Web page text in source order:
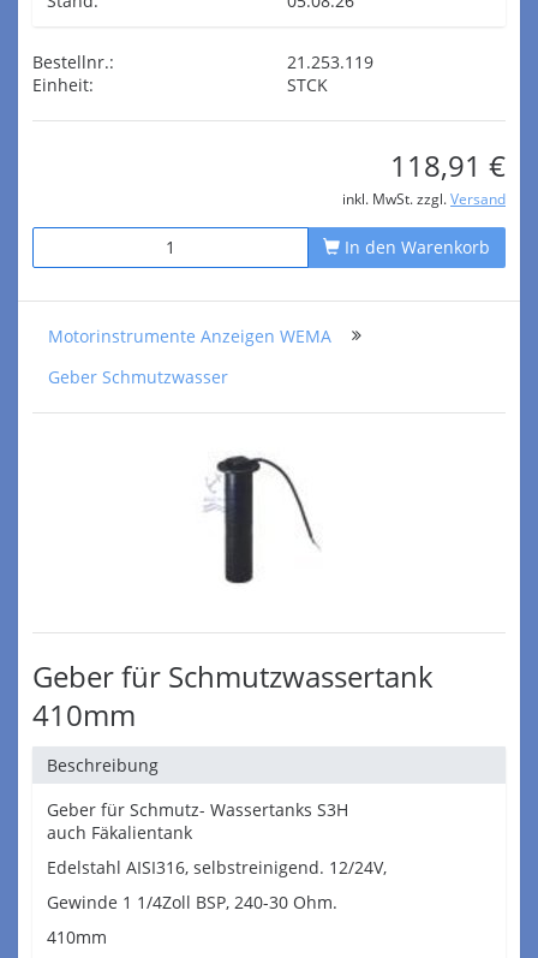
Bestellnr.:
21.253.119
Einheit:
STCK
118,91 €
inkl. MwSt. zzgl. Versand
In den Warenkorb
Motorinstrumente Anzeigen WEMA
Geber Schmutzwasser
Geber für Schmutzwassertank
410mm
Beschreibung
Geber für Schmutz- Wassertanks S3H
auch Fäkalientank
Edelstahl AISI316, selbstreinigend. 12/24V,
Gewinde 1 1/4Zoll BSP, 240-30 Ohm.
410mm